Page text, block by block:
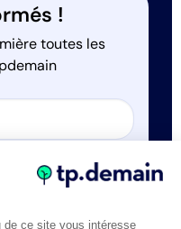
!
toutes les
mes informations
de ce site vous intéresse